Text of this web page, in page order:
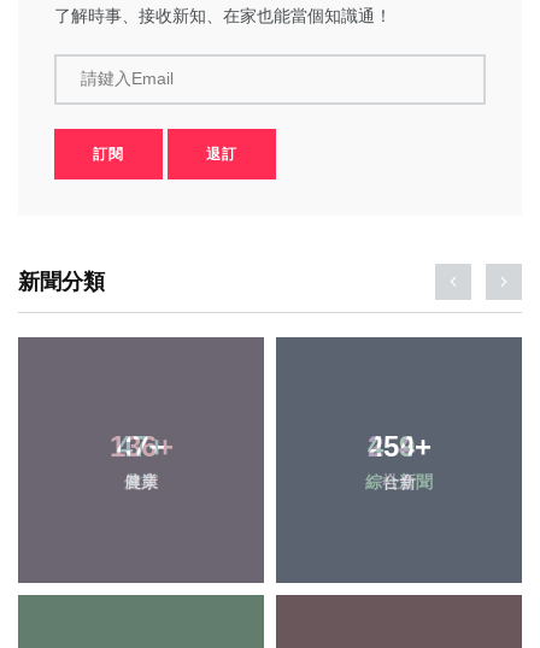
了解時事、接收新知、在家也能當個知識通！
請鍵入Email
訂閱 退訂
新聞分類
136+
健康
459+
綜合新聞